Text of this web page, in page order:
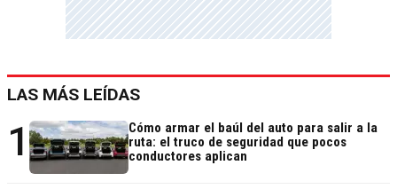
LAS MÁS LEÍDAS
1
Cómo armar el baúl del auto para salir a la
ruta: el truco de seguridad que pocos
conductores aplican